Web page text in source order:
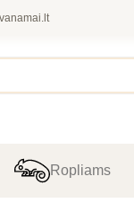
Ropliams